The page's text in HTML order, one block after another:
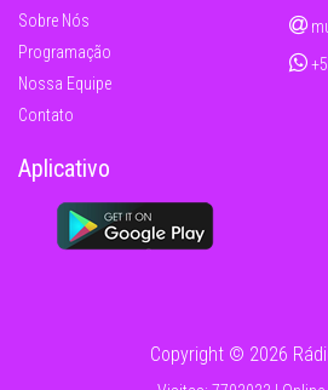
Sobre Nós
Programação
Nossa Equipe
Contato
Aplicativo
Copyright © 2026